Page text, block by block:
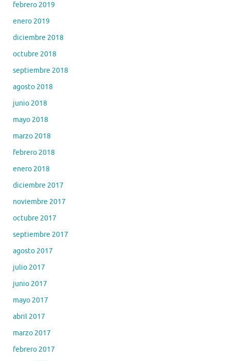
febrero 2019
enero 2019
diciembre 2018
octubre 2018
septiembre 2018
agosto 2018
junio 2018
mayo 2018
marzo 2018
febrero 2018
enero 2018
diciembre 2017
noviembre 2017
octubre 2017
septiembre 2017
agosto 2017
julio 2017
junio 2017
mayo 2017
abril 2017
marzo 2017
febrero 2017